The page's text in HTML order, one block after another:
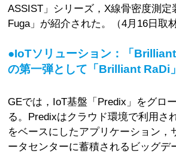
ASSIST」シリーズ，X線骨密度測定
Fuga」が紹介された。（4月16日取材
●IoTソリューション：「
の第一弾として「Brilliant RaDi
GEでは，IoT基盤「Predix」をグロ
る。Predixはクラウド環境で利用さ
をベースにしたアプリケーション，
ータセンターに蓄積されるビッグデ